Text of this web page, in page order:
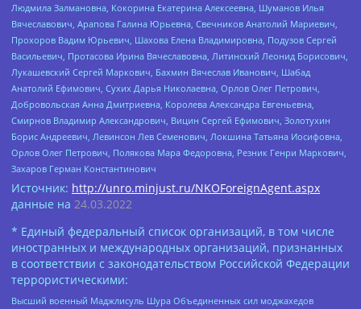
Людмила Залмановна, Кокорина Екатерина Алексеевна, Шуманов Илья
Вячеславович, Арапова Галина Юрьевна, Свечников Анатолий Мариевич,
Прохоров Вадим Юрьевич, Шахова Елена Владимировна, Подузов Сергей
Васильевич, Протасова Ирина Вячеславовна, Литинский Леонид Борисович,
Лукашевский Сергей Маркович, Бахмин Вячеслав Иванович, Шабад
Анатолий Ефимович, Сухих Дарья Николаевна, Орлов Олег Петрович,
Добровольская Анна Дмитриевна, Королева Александра Евгеньевна,
Смирнов Владимир Александрович, Вицин Сергей Ефимович, Золотухин
Борис Андреевич, Левинсон Лев Семенович, Локшина Татьяна Иосифовна,
Орлов Олег Петрович, Полякова Мара Федоровна, Резник Генри Маркович,
Захаров Герман Константинович
Источник: http://unro.minjust.ru/NKOForeignAgent.aspx
данные на 24.03.2022
* Единый федеральный список организаций, в том числе
иностранных и международных организаций, признанных
в соответствии с законодательством Российской Федерации
террористическими:
Высший военный Маджлисуль Шура Объединенных сил моджахедов